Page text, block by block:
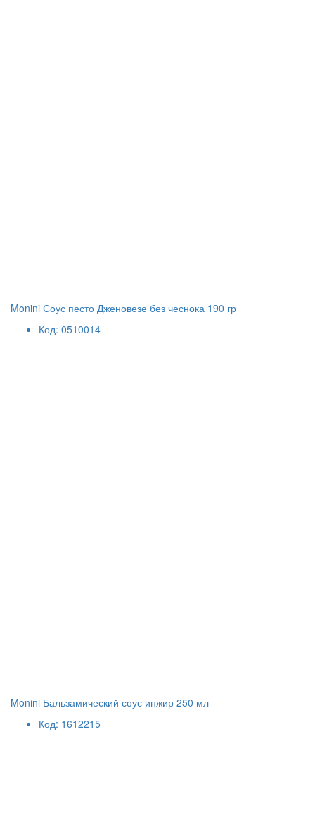
Monini Соус песто Дженовезе без чеснока 190 гр
Код: 0510014
Monini Бальзамический соус инжир 250 мл
Код: 1612215